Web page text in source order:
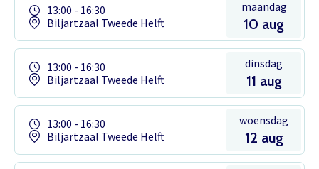
13:00 - 16:30
Biljartzaal Tweede Helft
maandag
10 aug
13:00 - 16:30
Biljartzaal Tweede Helft
dinsdag
11 aug
13:00 - 16:30
Biljartzaal Tweede Helft
woensdag
12 aug